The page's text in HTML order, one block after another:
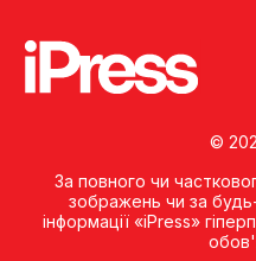
©
За повного чи
зображень чи за
інформації «iPress»